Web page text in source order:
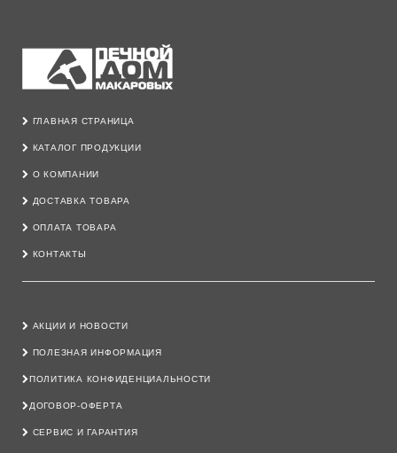
ГЛАВНАЯ СТРАНИЦА
КАТАЛОГ ПРОДУКЦИИ
О КОМПАНИИ
ДОСТАВКА ТОВАРА
ОПЛАТА ТОВАРА
КОНТАКТЫ
АКЦИИ И НОВОСТИ
ПОЛЕЗНАЯ ИНФОРМАЦИЯ
ПОЛИТИКА КОНФИДЕНЦИАЛЬНОСТИ
ДОГОВОР-ОФЕРТА
СЕРВИС И ГАРАНТИЯ